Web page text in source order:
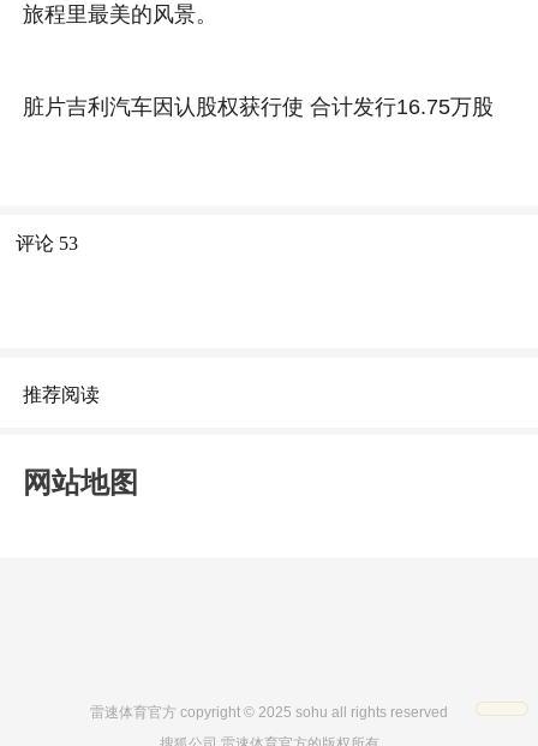
旅程里最美的风景。
脏片吉利汽车因认股权获行使 合计发行16.75万股
评论 53
推荐阅读
网站地图
雷速体育官方 copyright © 2025 sohu all rights reserved